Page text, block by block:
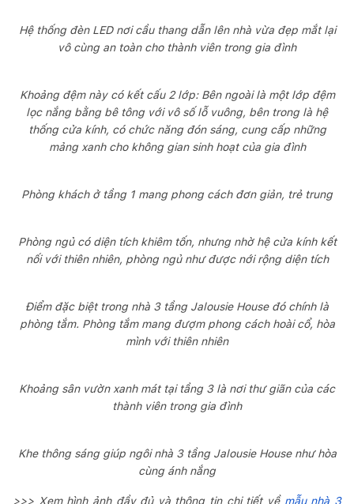
Hệ thống đèn LED nơi cầu thang dẫn lên nhà vừa đẹp mắt lại
vô cùng an toàn cho thành viên trong gia đình
Khoảng đệm này có kết cấu 2 lớp: Bên ngoài là một lớp đệm
lọc nắng bằng bê tông với vô số lỗ vuông, bên trong là hệ
thống cửa kính, có chức năng đón sáng, cung cấp những
mảng xanh cho không gian sinh hoạt của gia đình
Phòng khách ở tầng 1 mang phong cách đơn giản, trẻ trung
Phòng ngủ có diện tích khiêm tốn, nhưng nhờ hệ cửa kính kết
nối với thiên nhiên, phòng ngủ như được nới rộng diện tích
Điểm đặc biệt trong nhà 3 tầng Jalousie House đó chính là
phòng tắm. Phòng tắm mang đượm phong cách hoài cổ, hòa
mình với thiên nhiên
Khoảng sân vườn xanh mát tại tầng 3 là nơi thư giãn của các
thành viên trong gia đình
Khe thông sáng giúp ngôi nhà 3 tầng Jalousie House như hòa
cùng ánh nắng
>>> Xem hình ảnh đầy đủ và thông tin chi tiết về mẫu nhà 3